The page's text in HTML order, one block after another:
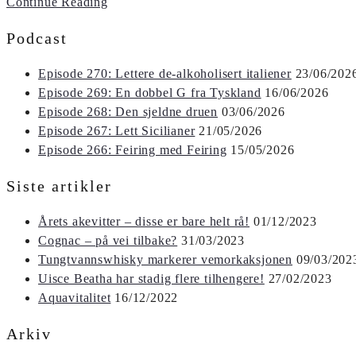
Podcast
Episode 270: Lettere de-alkoholisert italiener 23/06/
Episode 269: En dobbel G fra Tyskland 16/06/2026
Episode 268: Den sjeldne druen 03/06/2026
Episode 267: Lett Sicilianer 21/05/2026
Episode 266: Feiring med Feiring 15/05/2026
Siste artikler
Årets akevitter – disse er bare helt rå! 01/12/2023
Cognac – på vei tilbake? 31/03/2023
Tungtvannswhisky markerer vemorkaksjonen 09/03/
Uisce Beatha har stadig flere tilhengere! 27/02/2023
Aquavitalitet 16/12/2022
Arkiv